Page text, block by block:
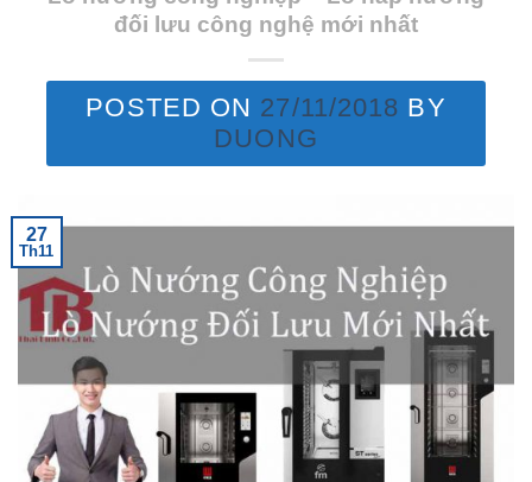
đối lưu công nghệ mới nhất
POSTED ON 27/11/2018 BY
DUONG
27
Th11